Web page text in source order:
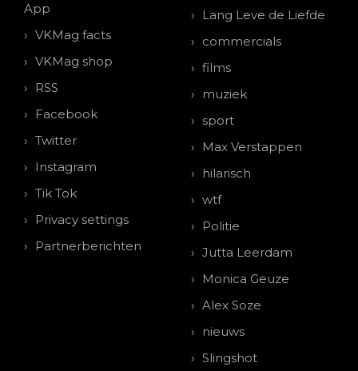
App
VKMag facts
VKMag shop
RSS
Facebook
Twitter
Instagram
Tik Tok
Privacy settings
Partnerberichten
Lang Leve de Liefde
commercials
films
muziek
sport
Max Verstappen
hilarisch
wtf
Politie
Jutta Leerdam
Monica Geuze
Alex Soze
nieuws
Slingshot